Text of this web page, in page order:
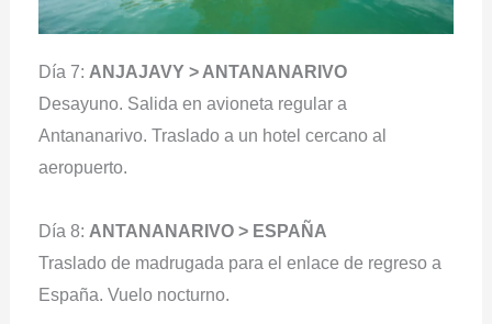
Día 7: ANJAJAVY > ANTANANARIVO
Desayuno. Salida en avioneta regular a
Antananarivo. Traslado a un hotel cercano al
aeropuerto.
Día 8: ANTANANARIVO > ESPAÑA
Traslado de madrugada para el enlace de regreso a
España. Vuelo nocturno.